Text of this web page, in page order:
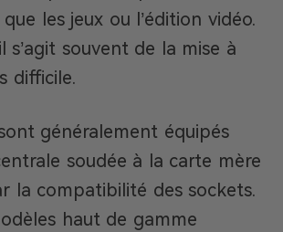
les jeux ou l’édition vidéo.
s’agit souvent de la mise à
difficile.
généralement équipés
soudée à la carte mère
la compatibilité des sockets.
haut de gamme